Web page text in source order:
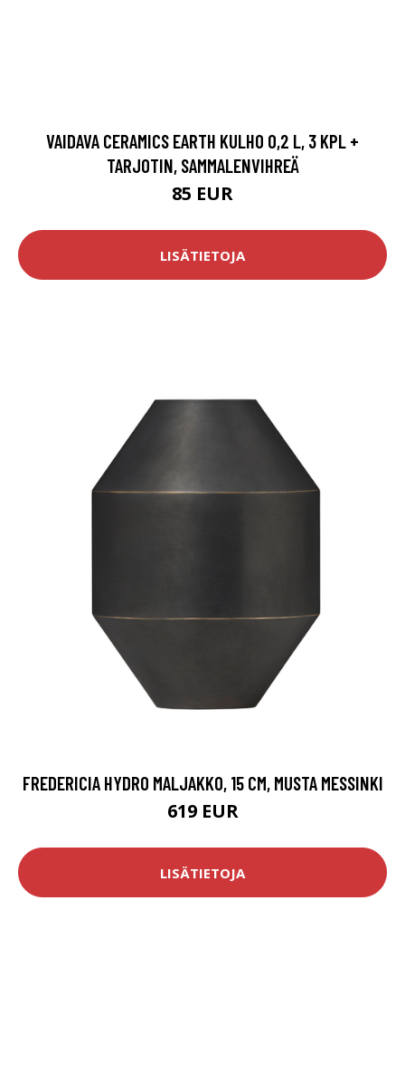
VAIDAVA CERAMICS EARTH KULHO 0,2 L, 3 KPL +
TARJOTIN, SAMMALENVIHREÄ
85 EUR
LISÄTIETOJA
FREDERICIA HYDRO MALJAKKO, 15 CM, MUSTA MESSINKI
619 EUR
LISÄTIETOJA